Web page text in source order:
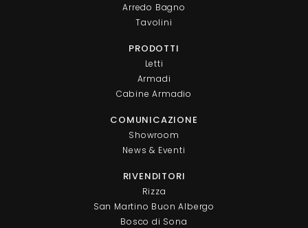
Arredo Bagno
Tavolini
PRODOTTI
Letti
Armadi
Cabine Armadio
COMUNICAZIONE
Showroom
News & Eventi
RIVENDITORI
Rizza
San Martino Buon Albergo
Bosco di Sona